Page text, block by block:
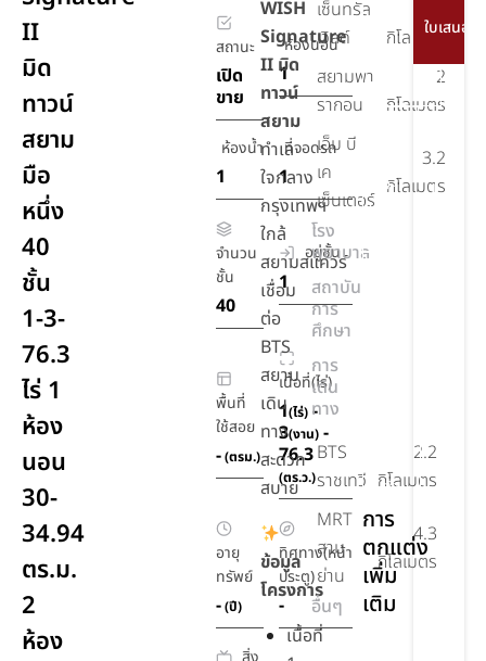
II
มิด
ทาวน์
สยาม
มือ
หนึ่ง
40
ชั้น
1-3-
76.3
ไร่ 1
ห้อง
นอน
30-
34.94
ตร.ม.
2
ห้อง
สถานะ
เปิด
ขาย
ห้องนอน
1
ห้องน้ำ
1
ที่จอดรถ
1
จำนวน
ชั้น
40
อยู่ชั้น
1
พื้นที่
ใช้สอย
-(ตรม.)
เนื้อที่(ไร่)
1(ไร่) -
3(งาน) -
76.3
(ตร.ว.)
อายุ
ทรัพย์
-(ปี)
ทิศทาง(หน้า
ประตู)
-
WISH
Signature
II มิด
ทาวน์
สยาม
ทำเล
ใจกลาง
กรุงเทพฯ
ใกล้
สยามสแควร์
เชื่อม
ต่อ
BTS
สยาม
เดิน
ทาง
สะดวก
สบาย
ข้อมูล
โครงการ
เนื้อที่
เซ็นทรัล
เวิลด์
กิโลเมตร
สยามพา
รากอน
2
กิโลเมตร
เอ็ม บี
เค
เซ็นเตอร์
3.2
กิโลเมตร
โรง
พยาบาล
สถาบัน
การ
ศึกษา
การ
เดิน
ทาง
BTS
ราชเทวี
2.2
กิโลเมตร
MRT
สาม
ย่าน
4.3
กิโลเมตร
อื่นๆ
ว่าย
ยิม,ฟิตเนส
CO-
Working
2 ตัว
การ
ตกแต่ง
เพิ่ม
เติม